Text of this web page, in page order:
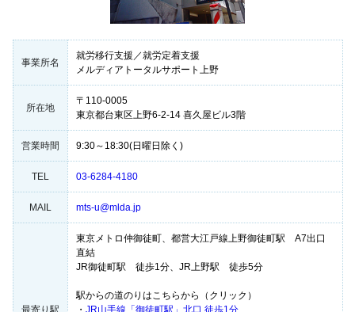
事業所名
就労移行支援／就労定着支援
メルディアトータルサポート上野
所在地
〒110-0005
東京都台東区上野6-2-14 喜久屋ビル3階
営業時間 9:30～18:30(日曜日除く)
TEL 03-6284-4180
MAIL mts-u@mlda.jp
最寄り駅
東京メトロ仲御徒町、都営大江戸線上野御徒町駅 A7出口
直結
JR御徒町駅 徒歩1分、JR上野駅 徒歩5分
駅からの道のりはこちらから（クリック）
・ JR山手線「御徒町駅」北口 徒歩1分